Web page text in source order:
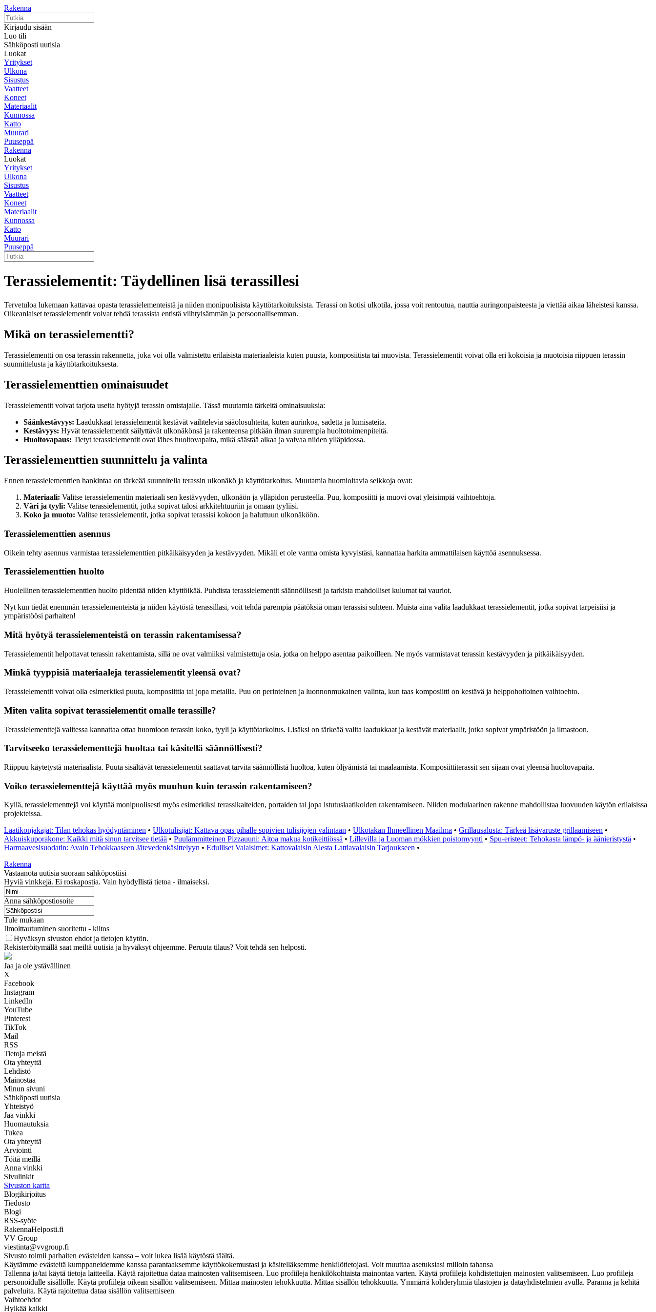
Rakenna
Kirjaudu sisään
Luo tili
Sähköposti uutisia
Luokat
Yritykset
Ulkona
Sisustus
Vaatteet
Koneet
Materiaalit
Kunnossa
Katto
Muurari
Puuseppä
Rakenna
Luokat
Yritykset
Ulkona
Sisustus
Vaatteet
Koneet
Materiaalit
Kunnossa
Katto
Muurari
Puuseppä
Terassielementit: Täydellinen lisä terassillesi
Tervetuloa lukemaan kattavaa opasta terassielementeistä ja niiden monipuolisista käyttötarkoituksista. Terassi on kotisi ulkotila, jossa voit rentoutua, nauttia auringonpaisteesta ja viettää aikaa läheistesi kanssa.
Oikeanlaiset terassielementit voivat tehdä terassista entistä viihtyisämmän ja persoonallisemman.
Mikä on terassielementti?
Terassielementti on osa terassin rakennetta, joka voi olla valmistettu erilaisista materiaaleista kuten puusta, komposiitista tai muovista. Terassielementit voivat olla eri kokoisia ja muotoisia riippuen terassin
suunnittelusta ja käyttötarkoituksesta.
Terassielementtien ominaisuudet
Terassielementit voivat tarjota useita hyötyjä terassin omistajalle. Tässä muutamia tärkeitä ominaisuuksia:
Säänkestävyys: Laadukkaat terassielementit kestävät vaihtelevia sääolosuhteita, kuten aurinkoa, sadetta ja lumisateita.
Kestävyys: Hyvät terassielementit säilyttävät ulkonäkönsä ja rakenteensa pitkään ilman suurempia huoltotoimenpiteitä.
Huoltovapaus: Tietyt terassielementit ovat lähes huoltovapaita, mikä säästää aikaa ja vaivaa niiden ylläpidossa.
Terassielementtien suunnittelu ja valinta
Ennen terassielementtien hankintaa on tärkeää suunnitella terassin ulkonäkö ja käyttötarkoitus. Muutamia huomioitavia seikkoja ovat:
Materiaali: Valitse terassielementin materiaali sen kestävyyden, ulkonäön ja ylläpidon perusteella. Puu, komposiitti ja muovi ovat yleisimpiä vaihtoehtoja.
Väri ja tyyli: Valitse terassielementit, jotka sopivat talosi arkkitehtuuriin ja omaan tyyliisi.
Koko ja muoto: Valitse terassielementit, jotka sopivat terassisi kokoon ja haluttuun ulkonäköön.
Terassielementtien asennus
Oikein tehty asennus varmistaa terassielementtien pitkäikäisyyden ja kestävyyden. Mikäli et ole varma omista kyvyistäsi, kannattaa harkita ammattilaisen käyttöä asennuksessa.
Terassielementtien huolto
Huolellinen terassielementtien huolto pidentää niiden käyttöikää. Puhdista terassielementit säännöllisesti ja tarkista mahdolliset kulumat tai vauriot.
Nyt kun tiedät enemmän terassielementeistä ja niiden käytöstä terassillasi, voit tehdä parempia päätöksiä oman terassisi suhteen. Muista aina valita laadukkaat terassielementit, jotka sopivat tarpeisiisi ja
ympäristöösi parhaiten!
Mitä hyötyä terassielementeistä on terassin rakentamisessa?
Terassielementit helpottavat terassin rakentamista, sillä ne ovat valmiiksi valmistettuja osia, jotka on helppo asentaa paikoilleen. Ne myös varmistavat terassin kestävyyden ja pitkäikäisyyden.
Minkä tyyppisiä materiaaleja terassielementit yleensä ovat?
Terassielementit voivat olla esimerkiksi puuta, komposiittia tai jopa metallia. Puu on perinteinen ja luonnonmukainen valinta, kun taas komposiitti on kestävä ja helppohoitoinen vaihtoehto.
Miten valita sopivat terassielementit omalle terassille?
Terassielementtejä valitessa kannattaa ottaa huomioon terassin koko, tyyli ja käyttötarkoitus. Lisäksi on tärkeää valita laadukkaat ja kestävät materiaalit, jotka sopivat ympäristöön ja ilmastoon.
Tarvitseeko terassielementtejä huoltaa tai käsitellä säännöllisesti?
Riippuu käytetystä materiaalista. Puuta sisältävät terassielementit saattavat tarvita säännöllistä huoltoa, kuten öljyämistä tai maalaamista. Komposiittiterassit sen sijaan ovat yleensä huoltovapaita.
Voiko terassielementtejä käyttää myös muuhun kuin terassin rakentamiseen?
Kyllä, terassielementtejä voi käyttää monipuolisesti myös esimerkiksi terassikaiteiden, portaiden tai jopa istutuslaatikoiden rakentamiseen. Niiden modulaarinen rakenne mahdollistaa luovuuden käytön erilaisissa
projekteissa.
Laatikonjakajat: Tilan tehokas hyödyntäminen • Ulkotulisijat: Kattava opas pihalle sopivien tulisijojen valintaan • Ulkotakan Ihmeellinen Maailma • Grillausalusta: Tärkeä lisävaruste grillaamiseen •
Akkuiskuporakone: Kaikki mitä sinun tarvitsee tietää • Puulämmitteinen Pizzauuni: Aitoa makua kotikeittiössä • Lillevilla ja Luoman mökkien poistomyynti • Spu-eristeet: Tehokasta lämpö- ja äänieristystä •
Harmaavesisuodatin: Avain Tehokkaaseen Jätevedenkäsittelyyn • Edulliset Valaisimet: Kattovalaisin Alesta Lattiavalaisin Tarjoukseen •
Rakenna
Vastaanota uutisia suoraan sähköpostiisi
Hyviä vinkkejä. Ei roskapostia. Vain hyödyllistä tietoa - ilmaiseksi.
Anna sähköpostiosoite
Tule mukaan
Ilmoittautuminen suoritettu - kiitos
Hyväksyn sivuston ehdot ja tietojen käytön.
Rekisteröitymällä saat meiltä uutisia ja hyväksyt ohjeemme. Peruuta tilaus? Voit tehdä sen helposti.
Jaa ja ole ystävällinen
X
Facebook
Instagram
LinkedIn
YouTube
Pinterest
TikTok
Mail
RSS
Tietoja meistä
Ota yhteyttä
Lehdistö
Mainostaa
Minun sivuni
Sähköposti uutisia
Yhteistyö
Jaa vinkki
Huomautuksia
Tukea
Ota yhteyttä
Arviointi
Töitä meillä
Anna vinkki
Sivulinkit
Sivuston kartta
Blogikirjoitus
Tiedosto
Blogi
RSS-syöte
RakennaHelposti.fi
VV Group
viestinta@vvgroup.fi
Sivusto toimii parhaiten evästeiden kanssa – voit lukea lisää käytöstä täältä.
Käytämme evästeitä kumppaneidemme kanssa parantaaksemme käyttökokemustasi ja käsitelläksemme henkilötietojasi. Voit muuttaa asetuksiasi milloin tahansa
Tallenna ja/tai käytä tietoja laitteella. Käytä rajoitettua dataa mainosten valitsemiseen. Luo profiileja henkilökohtaista mainontaa varten. Käytä profiileja kohdistettujen mainosten valitsemiseen. Luo profiileja
personoidulle sisällölle. Käytä profiileja oikean sisällön valitsemiseen. Mittaa mainosten tehokkuutta. Mittaa sisällön tehokkuutta. Ymmärrä kohderyhmiä tilastojen ja datayhdistelmien avulla. Paranna ja kehitä
palveluita. Käytä rajoitettua dataa sisällön valitsemiseen
Vaihtoehdot
Hylkää kaikki